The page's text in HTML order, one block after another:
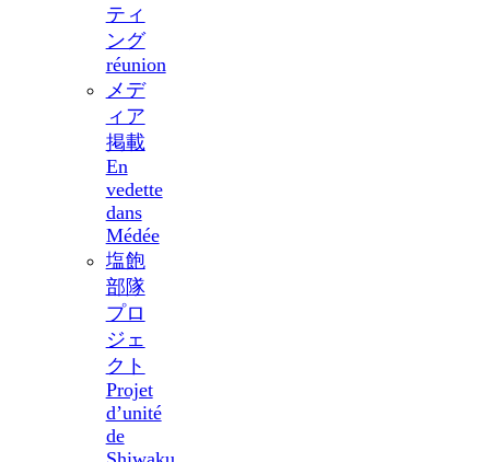
ティ
ング
réunion
メデ
ィア
掲載
En
vedette
dans
Médée
塩飽
部隊
プロ
ジェ
クト
Projet
d’unité
de